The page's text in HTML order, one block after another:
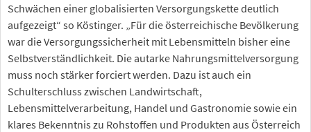
Schwächen einer globalisierten Versorgungskette deutlich
aufgezeigt“ so Köstinger. „Für die österreichische Bevölkerung
war die Versorgungssicherheit mit Lebensmitteln bisher eine
Selbstverständlichkeit. Die autarke Nahrungsmittelversorgung
muss noch stärker forciert werden. Dazu ist auch ein
Schulterschluss zwischen Landwirtschaft,
Lebensmittelverarbeitung, Handel und Gastronomie sowie ein
klares Bekenntnis zu Rohstoffen und Produkten aus Österreich